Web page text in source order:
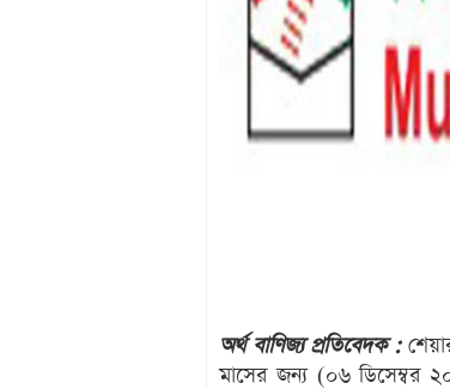
অর্থ বাণিজ্য প্রতিবেদক :
মাসের জন্য (০৬ ডিসেম্বর